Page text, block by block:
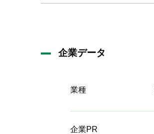
企業データ
業種
企業PR